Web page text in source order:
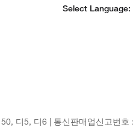
Select Language:
디5, 디6 | 통신판매업신고번